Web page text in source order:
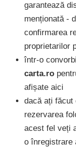
garantează
menționată -
confirmarea
proprietarilor
într-o
carta.ro
afișate aici
dacă ați făcut
rezervarea
acest fel veți
o înregistrare